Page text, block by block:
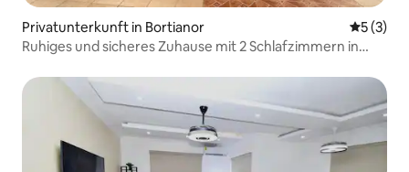
Privatunterkunft in Bortianor
5 (3)
Ruhiges und sicheres Zuhause mit 2 Schlafzimmern in